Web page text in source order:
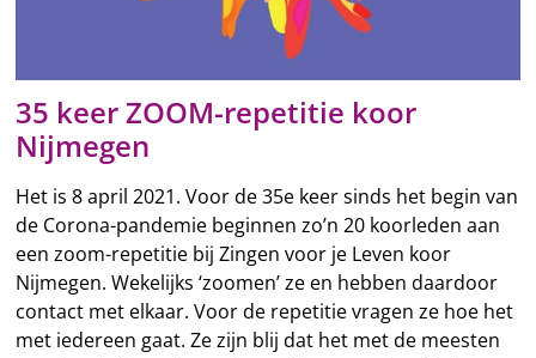
35 keer ZOOM-repetitie koor
Nijmegen
Het is 8 april 2021. Voor de 35e keer sinds het begin van
de Corona-pandemie beginnen zo’n 20 koorleden aan
een zoom-repetitie bij Zingen voor je Leven koor
Nijmegen. Wekelijks ‘zoomen’ ze en hebben daardoor
contact met elkaar. Voor de repetitie vragen ze hoe het
met iedereen gaat. Ze zijn blij dat het met de meesten